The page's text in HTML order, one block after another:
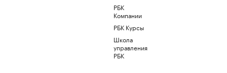
РБК
Компании
РБК Курсы
Школа
управления
РБК